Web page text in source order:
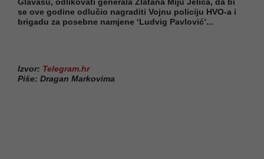
se ove godine odlučio nagraditi Vojnu policiju HVO-a i
brigadu za posebne namjene ‘Ludvig Pavlović’...
Izvor: Telegram.hr
Piše: Dragan Markovima